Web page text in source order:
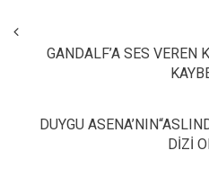
GANDALF’A SES VEREN
DUYGU
DİZİ